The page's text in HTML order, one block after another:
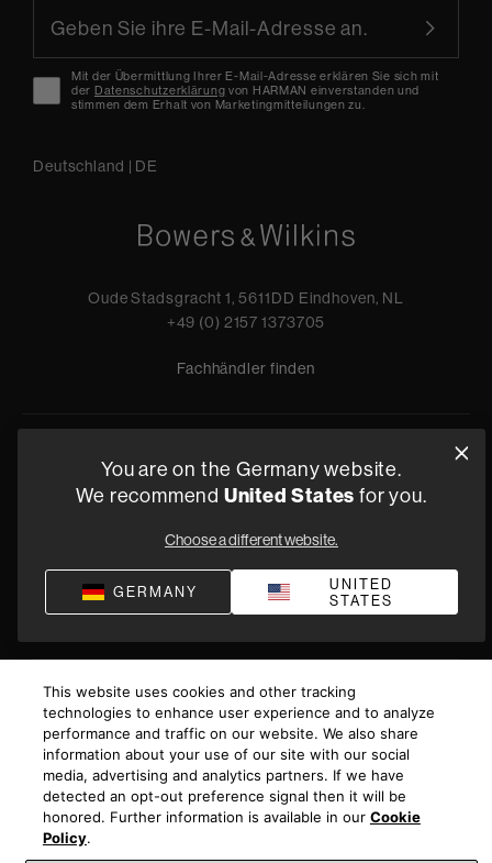
Mit der Übermittlung Ihrer E-Mail-Adresse erklären Sie sich mit
der Datenschutzerklärung von HARMAN einverstanden und
stimmen dem Erhalt von Marketingmitteilungen zu.
Deutschland | DE
Oude Stadsgracht 1, 5611DD Eindhoven, NL
+49 (0) 2157 1373705
Fachhändler finden
Datenschutz Verkaufsbedingungen Impressum
Compliance
Geschäftsbedingungen von Versorgung
Harman International Industries, Incorporated. All
You are on the Germany website.
We recommend United States for you.
Choose a different website.
GERMANY
UNITED
STATES
This website uses cookies and other tracking
technologies to enhance user experience and to analyze
performance and traffic on our website. We also share
information about your use of our site with our social
media, advertising and analytics partners. If we have
detected an opt-out preference signal then it will be
honored. Further information is available in our Cookie
Policy.